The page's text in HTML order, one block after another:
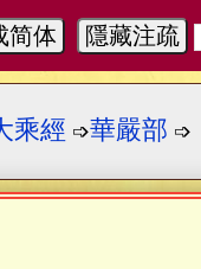
简体 隱藏注疏
乘經 ➩華嚴部 ➩